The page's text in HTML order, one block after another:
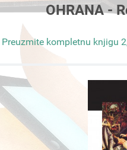
OHRANA -
Preuzmite kompletnu knjigu